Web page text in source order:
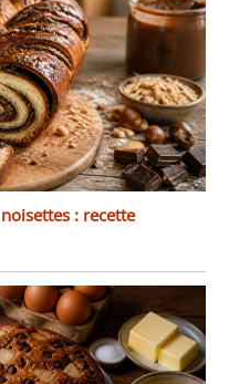
: recette